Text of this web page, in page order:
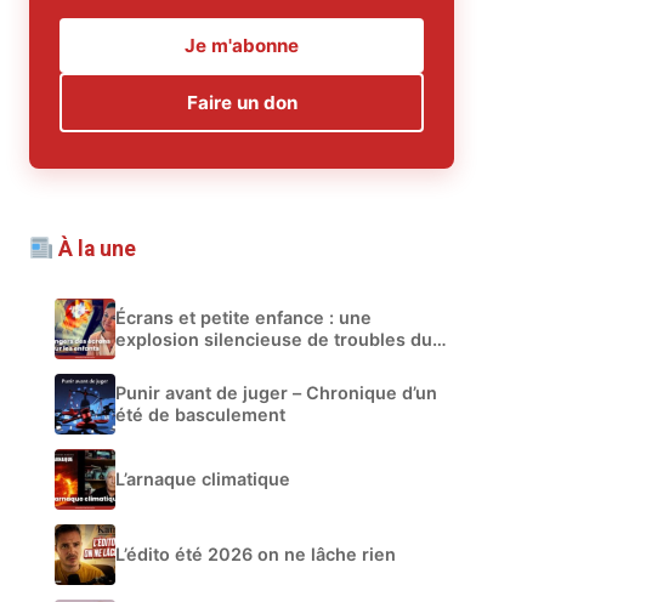
Je m'abonne
Faire un don
À la une
Écrans et petite enfance : une
explosion silencieuse de troubles du
Punir avant de juger – Chronique d’un
été de basculement
L’arnaque climatique
L’édito été 2026 on ne lâche rien